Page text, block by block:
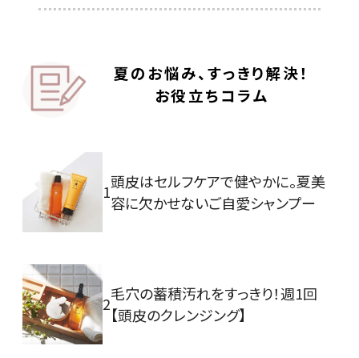
夏のお悩み、すっきり解決！
お役立ちコラム
1
頭皮はセルフケアで健やかに。夏美
容に欠かせないご自愛シャンプー
2
毛穴の蓄積汚れをすっきり！週1回
【頭皮のクレンジング】